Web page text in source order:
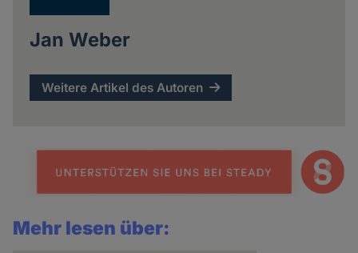
Jan Weber
Weitere Artikel des Autoren
Mehr lesen über: